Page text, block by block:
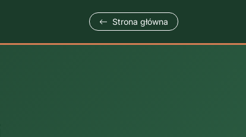
Strona główna